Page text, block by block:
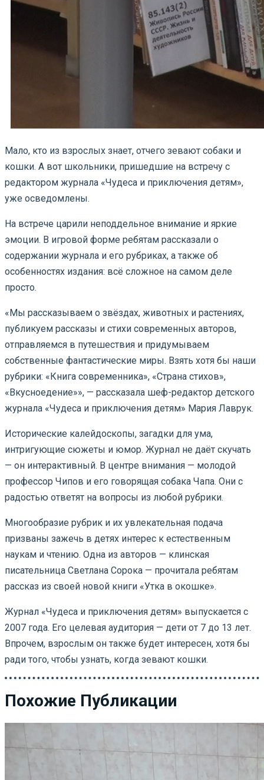
Мало, кто из взрослых знает, отчего зевают собаки и
кошки. А вот школьники, пришедшие на встречу с
редактором журнала «Чудеса и приключения детям»,
уже осведомлены.
На встрече царили неподдельное внимание и яркие
эмоции. В игровой форме ребятам рассказали о
содержании журнала и его рубриках, а также об
особенностях издания: всё сложное на самом деле
просто.
«Мы рассказываем о звёздах, животных и растениях,
публикуем рассказы и стихи современных авторов,
отправляемся в путешествия и придумываем
собственные фантастические миры. Взять хотя бы наши
рубрики: «Книга современника», «Страна стихов»,
«Вкусноедение»», — рассказала шеф-редактор детского
журнала «Чудеса и приключения детям» Мария Лаврук.
Исторические калейдоскопы, загадки для ума,
интригующие сюжеты и юмор. Журнал не даёт скучать
— он интерактивный. В центре внимания — молодой
профессор Чипов и его говорящая собака Чапа. Они с
радостью ответят на вопросы из любой рубрики.
Многообразие рубрик и их увлекательная подача
призваны зажечь в детях интерес к естественным
наукам и чтению. Одна из авторов — клинская
писательница Светлана Сорока — прочитала ребятам
рассказ из своей новой книги «Утка в окошке».
Журнал «Чудеса и приключения детям» выпускается с
2007 года. Его целевая аудитория — дети от 7 до 13 лет.
Впрочем, взрослым он также будет интересен, хотя бы
ради того, чтобы узнать, когда зевают кошки.
Похожие Публикации